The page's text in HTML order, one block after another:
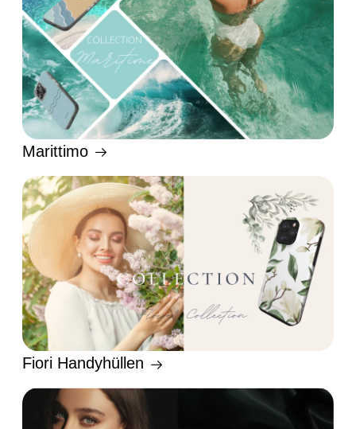
Marittimo
Fiori Handyhüllen